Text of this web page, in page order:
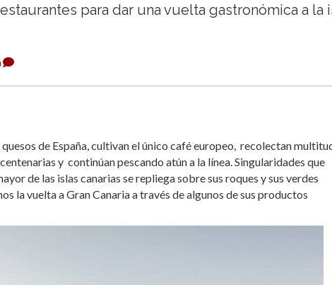
para dar una vuelta gastronómica a la
de España, cultivan el único café europeo, recolectan
y continúan pescando atún a la línea. Singularidades que
de las islas canarias se repliega sobre sus roques y sus verdes
la vuelta a Gran Canaria a través de algunos de sus productos